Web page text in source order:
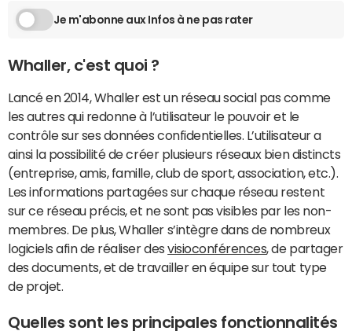
Je m'abonne aux Infos à ne pas rater
Whaller, c'est quoi ?
Lancé en 2014, Whaller est un réseau social pas comme
les autres qui redonne à l’utilisateur le pouvoir et le
contrôle sur ses données confidentielles. L’utilisateur a
ainsi la possibilité de créer plusieurs réseaux bien distincts
(entreprise, amis, famille, club de sport, association, etc.).
Les informations partagées sur chaque réseau restent
sur ce réseau précis, et ne sont pas visibles par les non-
membres. De plus, Whaller s’intègre dans de nombreux
logiciels afin de réaliser desvisioconférences, de partager
des documents, et de travailler en équipe sur tout type
de projet.
Quelles sont les principales fonctionnalités